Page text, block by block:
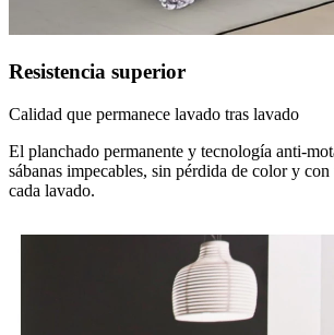
Resistencia superior
Calidad que permanece lavado tras lavado
El planchado permanente y tecnología anti-
sábanas impecables, sin pérdida de color y
cada lavado.